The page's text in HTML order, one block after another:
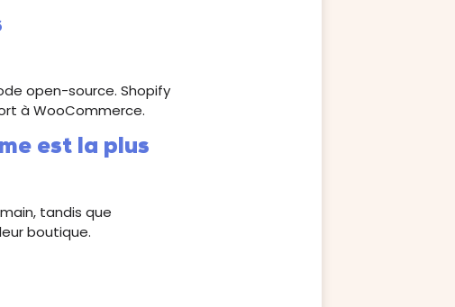
open-source. Shopify
à WooCommerce.
est la plus
tandis que
boutique.